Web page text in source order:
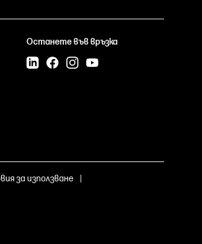
Останете във връзка
за използване